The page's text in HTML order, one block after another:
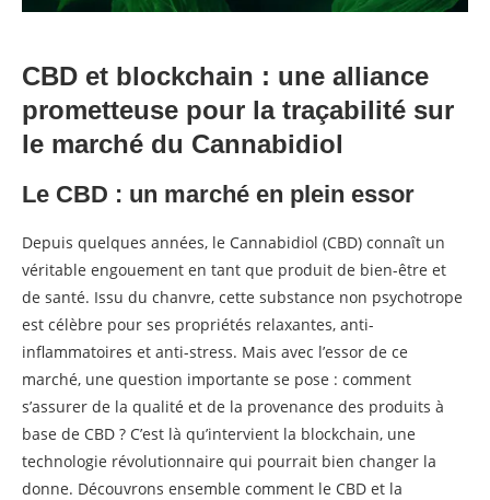
CBD et blockchain : une alliance
prometteuse pour la traçabilité sur
le marché du Cannabidiol
Le CBD : un marché en plein essor
Depuis quelques années, le Cannabidiol (CBD) connaît un
véritable engouement en tant que produit de bien-être et
de santé. Issu du chanvre, cette substance non psychotrope
est célèbre pour ses propriétés relaxantes, anti-
inflammatoires et anti-stress. Mais avec l’essor de ce
marché, une question importante se pose : comment
s’assurer de la qualité et de la provenance des produits à
base de CBD ? C’est là qu’intervient la blockchain, une
technologie révolutionnaire qui pourrait bien changer la
donne. Découvrons ensemble comment le CBD et la